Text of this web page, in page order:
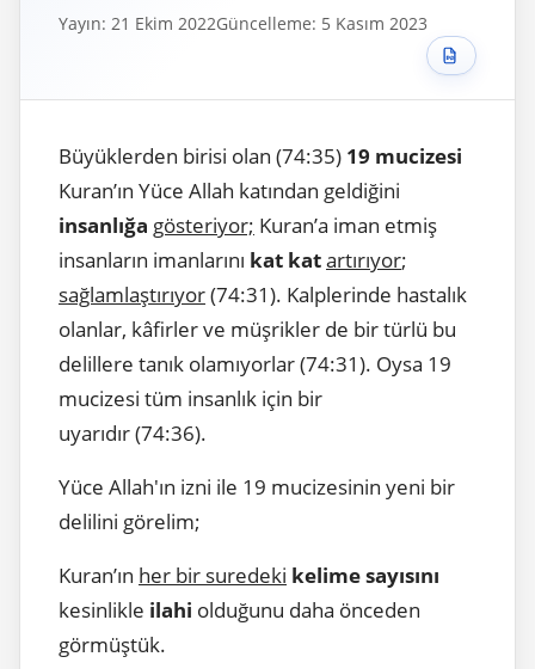
Yayın: 21 Ekim 2022Güncelleme: 5 Kasım 2023
Büyüklerden birisi olan (74:35) 19 mucizesi
Kuran’ın Yüce Allah katından geldiğini
insanlığa gösteriyor; Kuran’a iman etmiş
insanların imanlarını kat katartırıyor;
sağlamlaştırıyor(74:31). Kalplerinde hastalık
olanlar, kâfirler ve müşrikler de bir türlü bu
delillere tanık olamıyorlar (74:31). Oysa 19
mucizesi tüm insanlık için bir
uyarıdır (74:36).
Yüce Allah'ın izni ile 19 mucizesinin yeni bir
delilini görelim;
Kuran’ın her bir suredeki kelime sayısını
kesinlikle ilahi olduğunu daha önceden
görmüştük.